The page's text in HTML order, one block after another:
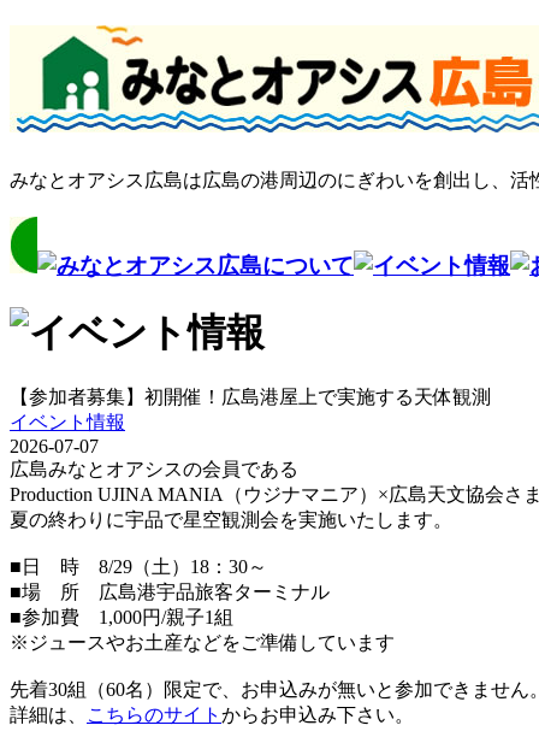
みなとオアシス広島は広島の港周辺のにぎわいを創出し、活
【参加者募集】初開催！広島港屋上で実施する天体観測
イベント情報
2026-07-07
広島みなとオアシスの会員である
Production UJINA MANIA（ウジナマニア）×広島天文協会さ
夏の終わりに宇品で星空観測会を実施いたします。
■日 時 8/29（土）18：30～
■場 所 広島港宇品旅客ターミナル
■参加費 1,000円/親子1組
※ジュースやお土産などをご準備しています
先着30組（60名）限定で、お申込みが無いと参加できません。
詳細は、
こちらのサイト からお申込み下さい。